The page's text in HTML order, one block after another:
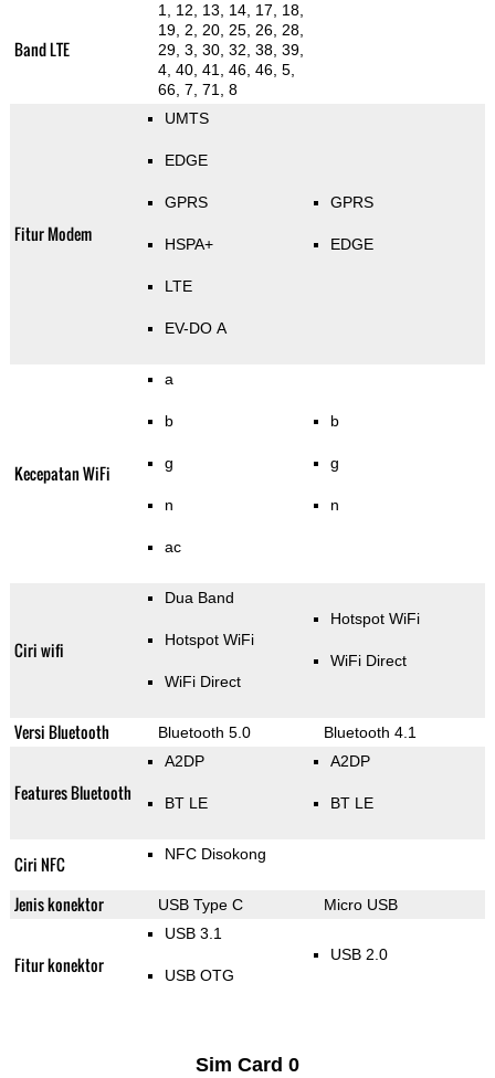
Band LTE
1, 12, 13, 14, 17, 18,
19, 2, 20, 25, 26, 28,
29, 3, 30, 32, 38, 39,
4, 40, 41, 46, 46, 5,
66, 7, 71, 8
Fitur Modem
UMTS
EDGE
GPRS
HSPA+
LTE
EV-DO A
GPRS
EDGE
Kecepatan WiFi
a
b
g
n
ac
b
g
n
Ciri wifi
Dua Band
Hotspot WiFi
WiFi Direct
Hotspot WiFi
WiFi Direct
Versi Bluetooth Bluetooth 5.0 Bluetooth 4.1
Features Bluetooth
A2DP
BT LE
A2DP
BT LE
Ciri NFC NFC Disokong
Jenis konektor USB Type C Micro USB
Fitur konektor
USB 3.1
USB OTG
USB 2.0
Sim Card 0